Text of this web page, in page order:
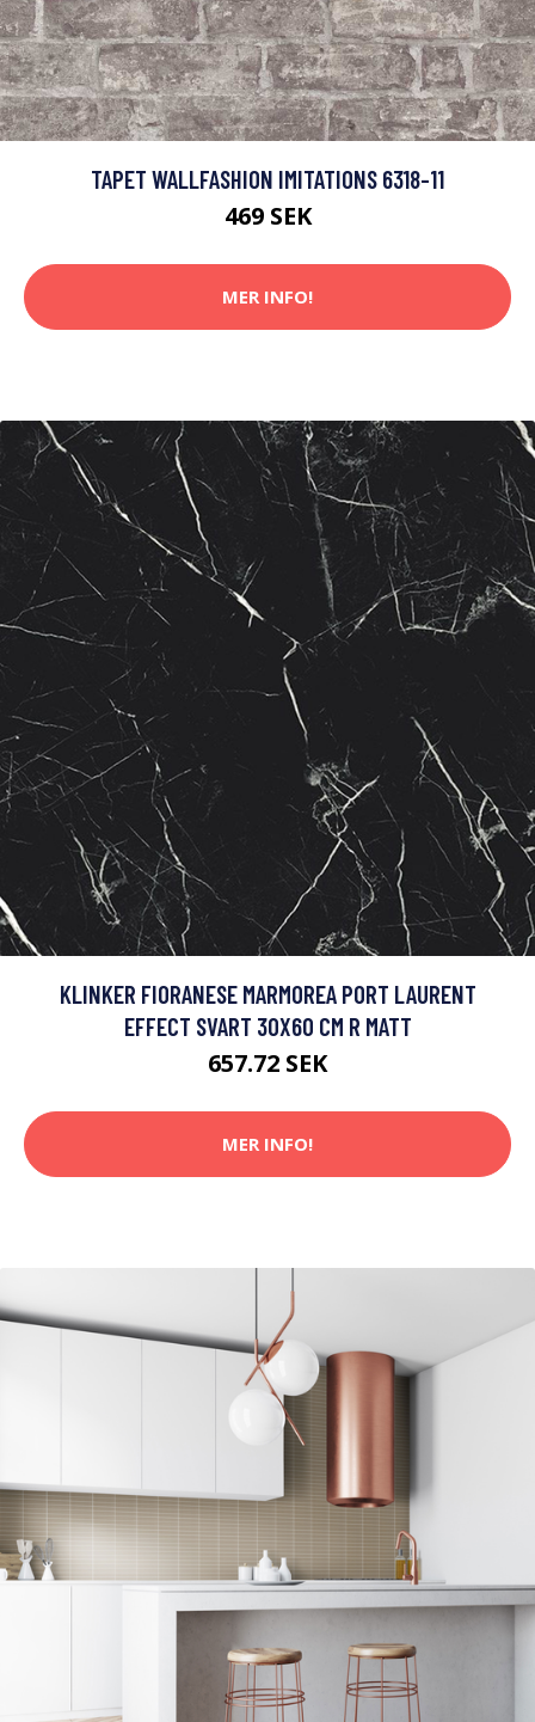
TAPET WALLFASHION IMITATIONS 6318-11
469 SEK
MER INFO!
KLINKER FIORANESE MARMOREA PORT LAURENT
EFFECT SVART 30X60 CM R MATT
657.72 SEK
MER INFO!